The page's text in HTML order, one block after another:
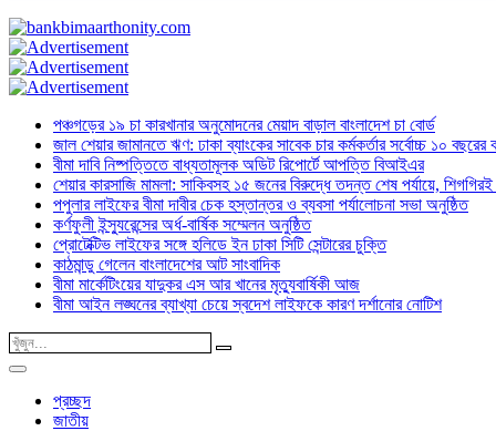
পঞ্চগড়ের ১৯ চা কারখানার অনুমোদনের মেয়াদ বাড়াল বাংলাদেশ চা বোর্ড
জাল শেয়ার জামানতে ঋণ: ঢাকা ব্যাংকের সাবেক চার কর্মকর্তার সর্বোচ্চ ১০ বছরের
বীমা দাবি নিষ্পত্তিতে বাধ্যতামূলক অডিট রিপোর্টে আপত্তি বিআইএর
শেয়ার কারসাজি মামলা: সাকিবসহ ১৫ জনের বিরুদ্ধে তদন্ত শেষ পর্যায়ে, শিগগিরই
পপুলার লাইফের বীমা দাবীর চেক হস্তান্তর ও ব্যবসা পর্যালোচনা সভা অনুষ্ঠিত
কর্ণফুলী ইন্স্যুরেন্সের অর্ধ-বার্ষিক সম্মেলন অনুষ্ঠিত
প্রোটেক্টিভ লাইফের সঙ্গে হলিডে ইন ঢাকা সিটি সেন্টারের চুক্তি
কাঠমান্ডু গেলেন বাংলাদেশের আট সাংবাদিক
বীমা মার্কেটিংয়ের যাদুকর এস আর খানের মৃত্যুবার্ষিকী আজ
বীমা আইন লঙ্ঘনের ব্যাখ্যা চেয়ে স্বদেশ লাইফকে কারণ দর্শানোর নোটিশ
প্রচ্ছদ
জাতীয়